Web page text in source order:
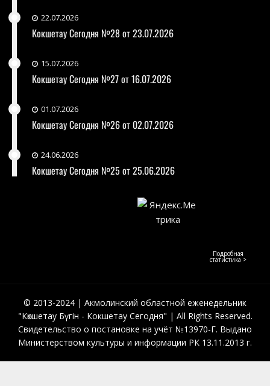
22.07.2026
Кокшетау Сегодня №28 от 23.07.2026
15.07.2026
Кокшетау Сегодня №27 от 16.07.2026
01.07.2026
Кокшетау Сегодня №26 от 02.07.2026
24.06.2026
Кокшетау Сегодня №25 от 25.06.2026
Подробная
статистика >
© 2013-2024 | Акмолинский областной еженедельник
"Көкшетау Бүгін - Кокшетау Сегодня" | All Rights Reserved.
Свидетельство о постановке на учёт №13970-Г. Выдано
Министерством культуры и информации РК 13.11.2013 г.